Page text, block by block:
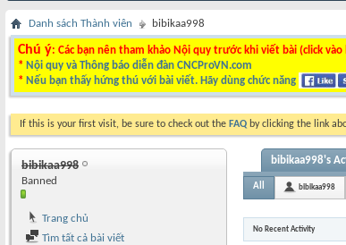
Danh sách Thành viên bibikaa998
Chú ý: Các bạn nên tham khảo Nội quy trước khi viết bài (click
* Nội quy và Thông báo diễn đàn CNCProVN.com
* Nếu bạn thấy hứng thú với bài viết. Hãy dùng chức năng
If this is your first visit, be sure to check out the FAQ by clicking the link
bibikaa998
Banned
Trang chủ
Tìm tất cả bài viết
bibikaa998's
All bibikaa998
No Recent Activity